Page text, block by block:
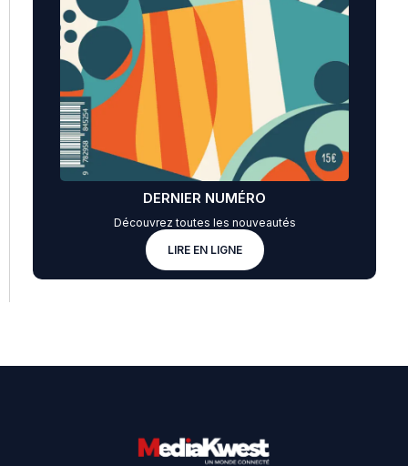
DERNIER NUMÉRO
Découvrez toutes les nouveautés
LIRE EN LIGNE